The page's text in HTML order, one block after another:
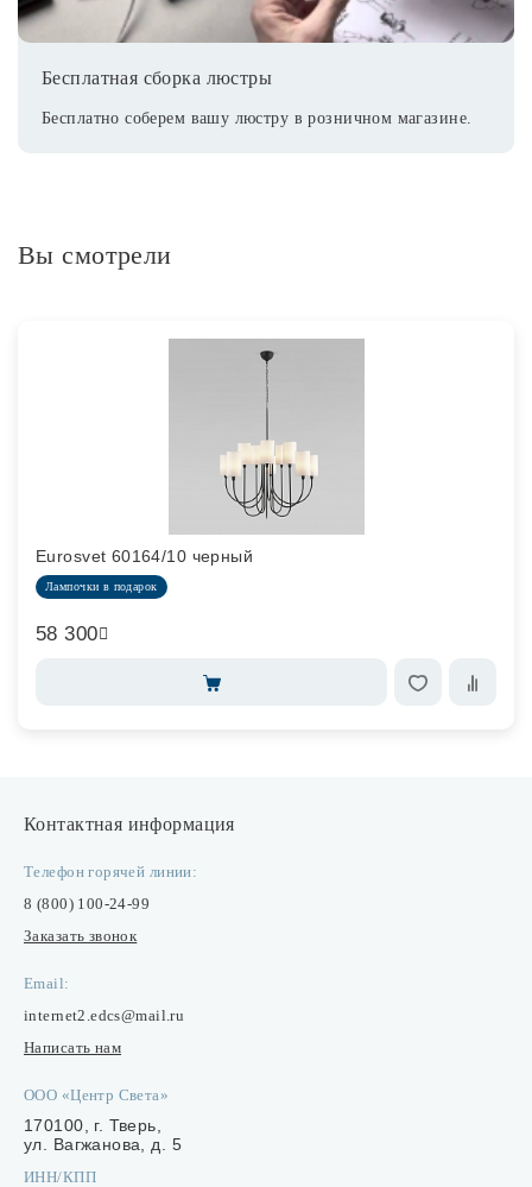
Бесплатная сборка люстры
Бесплатно соберем вашу люстру в розничном магазине.
Вы смотрели
Eurosvet 60164/10 черный
Лампочки в подарок
58 300
Контактная информация
Телефон горячей линии:
8 (800) 100-24-99
Заказать звонок
Email:
internet2.edcs@mail.ru
Написать нам
ООО «Центр Света»
170100, г. Тверь,
ул. Вагжанова, д. 5
ИНН/КПП